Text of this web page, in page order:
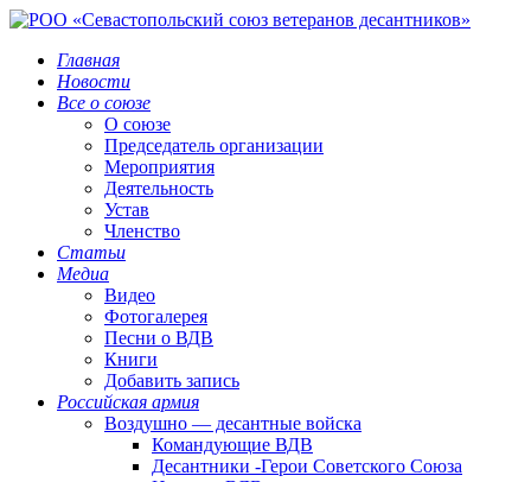
Главная
Новости
Все о союзе
О союзе
Председатель организации
Мероприятия
Деятельность
Устав
Членство
Статьи
Медиа
Видео
Фотогалерея
Песни о ВДВ
Книги
Добавить запись
Российская армия
Воздушно — десантные войска
Командующие ВДВ
Десантники -Герои Советского Союза